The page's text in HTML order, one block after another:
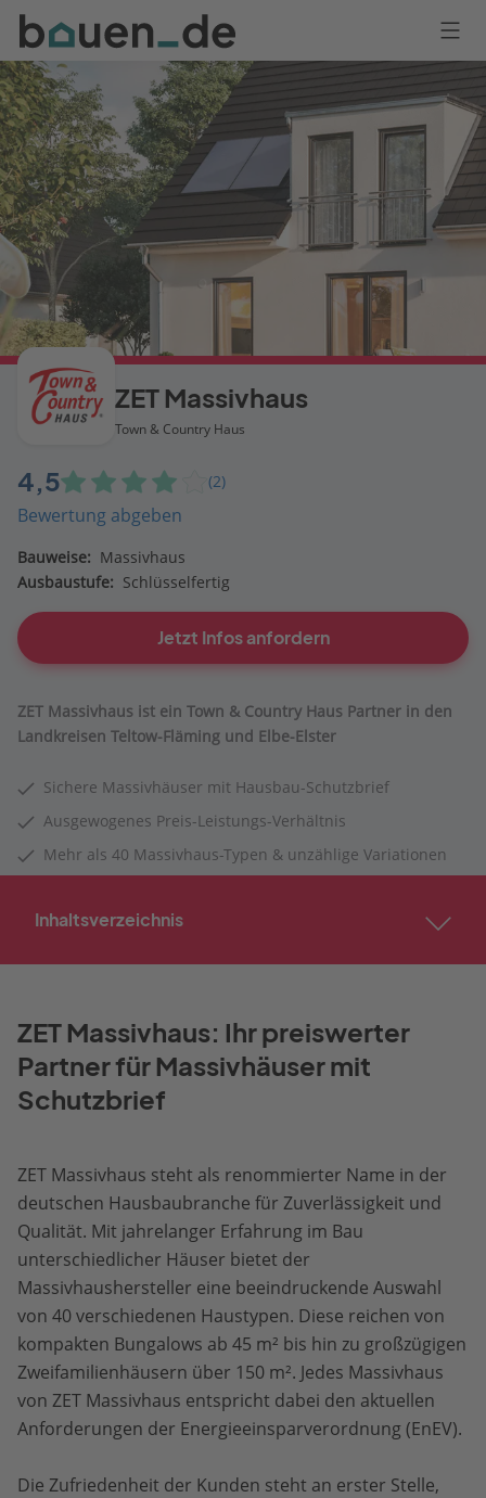
Bauen
Logo
Anmelden
ZET Massivhaus
Town & Country Haus
4,5 (2)
Bewertung abgeben
Bauweise: Massivhaus
Ausbaustufe: Schlüsselfertig
Jetzt Infos anfordern
ZET Massivhaus ist ein Town & Country Haus Partner in den
Landkreisen Teltow-Fläming und Elbe-Elster
Sichere Massivhäuser mit Hausbau-Schutzbrief
Ausgewogenes Preis-Leistungs-Verhältnis
Mehr als 40 Massivhaus-Typen & unzählige Variationen
Inhaltsverzeichnis
ZET Massivhaus: Ihr preiswerter
Partner für Massivhäuser mit
Schutzbrief
ZET Massivhaus steht als renommierter Name in der
deutschen Hausbaubranche für Zuverlässigkeit und
Qualität. Mit jahrelanger Erfahrung im Bau
unterschiedlicher Häuser bietet der
Massivhaushersteller eine beeindruckende Auswahl
von 40 verschiedenen Haustypen. Diese reichen von
kompakten Bungalows ab 45 m² bis hin zu großzügigen
Zweifamilienhäusern über 150 m². Jedes Massivhaus
von ZET Massivhaus entspricht dabei den aktuellen
Anforderungen der Energieeinsparverordnung (EnEV).
Die Zufriedenheit der Kunden steht an erster Stelle,